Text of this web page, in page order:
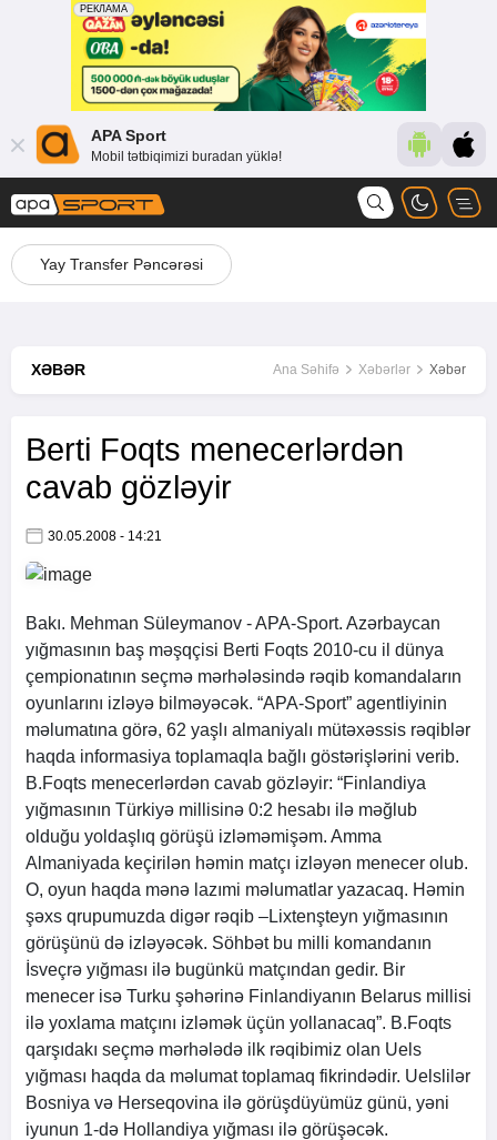
APA Sport
Mobil tətbiqimizi buradan yüklə!
Yay Transfer Pəncərəsi
XƏBƏR Ana Səhifə Xəbərlər Xəbər
Berti Foqts menecerlərdən
cavab gözləyir
30.05.2008 - 14:21
Bakı. Mehman Süleymanov -APA-Sport. Azərbaycan
yığmasının baş məşqçisi Berti Foqts 2010-cu il dünya
çempionatının seçmə mərhələsində rəqib komandaların
oyunlarını izləyə bilməyəcək. “APA-Sport” agentliyinin
məlumatına görə, 62 yaşlı almaniyalı mütəxəssis rəqiblər
haqda informasiya toplamaqla bağlı göstərişlərini verib.
B.Foqts menecerlərdən cavab gözləyir: “Finlandiya
yığmasının Türkiyə millisinə 0:2 hesabı ilə məğlub
olduğu yoldaşlıq görüşü izləməmişəm. Amma
Almaniyada keçirilən həmin matçı izləyən menecer olub.
O, oyun haqda mənə lazımi məlumatlar yazacaq. Həmin
şəxs qrupumuzda digər rəqib –Lixtenşteyn yığmasının
görüşünü də izləyəcək. Söhbət bu milli komandanın
İsveçrə yığması ilə bugünkü matçından gedir. Bir
menecer isə Turku şəhərinə Finlandiyanın Belarus millisi
ilə yoxlama matçını izləmək üçün yollanacaq”. B.Foqts
qarşıdakı seçmə mərhələdə ilk rəqibimiz olan Uels
yığması haqda da məlumat toplamaq fikrindədir. Uelslilər
Bosniya və Herseqovina ilə görüşdüyümüz günü, yəni
iyunun 1-də Hollandiya yığması ilə görüşəcək.